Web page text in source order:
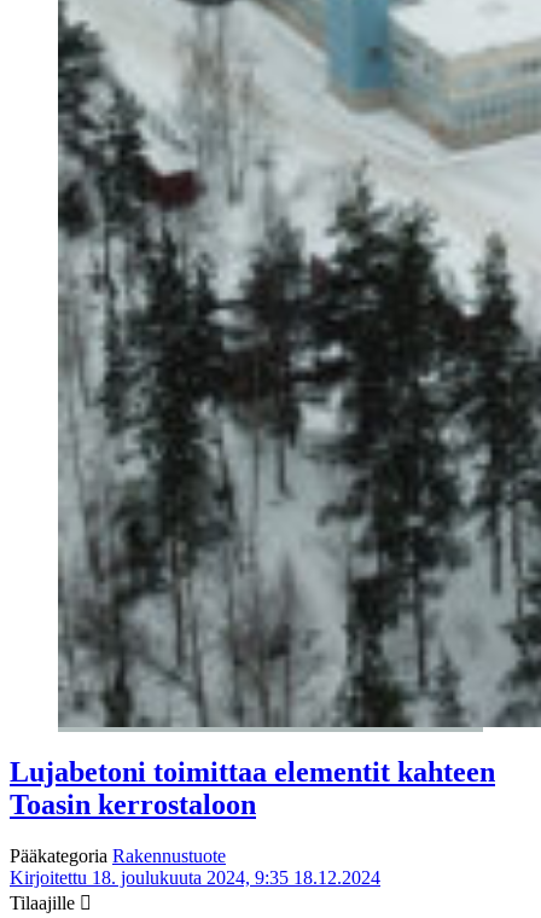
Lujabetoni toimittaa elementit kahteen
Toasin kerrostaloon
Pääkategoria Rakennustuote
Kirjoitettu 18. joulukuuta 2024, 9:35 18.12.2024
Tilaajille